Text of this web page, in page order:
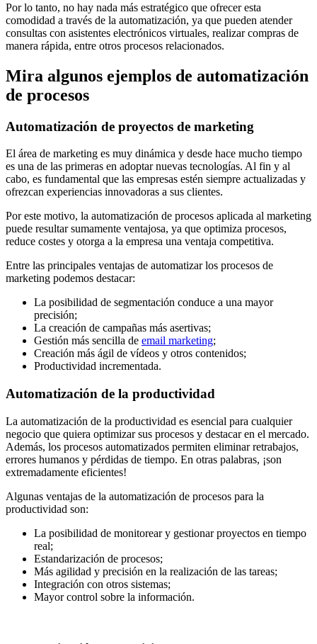
Por lo tanto, no hay nada más estratégico que ofrecer esta
comodidad a través de la automatización, ya que pueden atender
consultas con asistentes electrónicos virtuales, realizar compras de
manera rápida, entre otros procesos relacionados.
Mira algunos ejemplos de automatización
de procesos
Automatización de proyectos de marketing
El área de marketing es muy dinámica y desde hace mucho tiempo
es una de las primeras en adoptar nuevas tecnologías. Al fin y al
cabo, es fundamental que las empresas estén siempre actualizadas y
ofrezcan experiencias innovadoras a sus clientes.
Por este motivo, la automatización de procesos aplicada al marketing
puede resultar sumamente ventajosa, ya que optimiza procesos,
reduce costes y otorga a la empresa una ventaja competitiva.
Entre las principales ventajas de automatizar los procesos de
marketing podemos destacar:
La posibilidad de segmentación conduce a una mayor
precisión;
La creación de campañas más asertivas;
Gestión más sencilla de email marketing;
Creación más ágil de vídeos y otros contenidos;
Productividad incrementada.
Automatización de la productividad
La automatización de la productividad es esencial para cualquier
negocio que quiera optimizar sus procesos y destacar en el mercado.
Además, los procesos automatizados permiten eliminar retrabajos,
errores humanos y pérdidas de tiempo. En otras palabras, ¡son
extremadamente eficientes!
Algunas ventajas de la automatización de procesos para la
productividad son:
La posibilidad de monitorear y gestionar proyectos en tiempo
real;
Estandarización de procesos;
Más agilidad y precisión en la realización de las tareas;
Integración con otros sistemas;
Mayor control sobre la información.